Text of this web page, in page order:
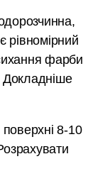
рівномірний
фарби
Докладніше
поверхні 8-10